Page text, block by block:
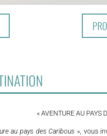
« AVENTURE AU PAYS
au pays des Caribous », vous